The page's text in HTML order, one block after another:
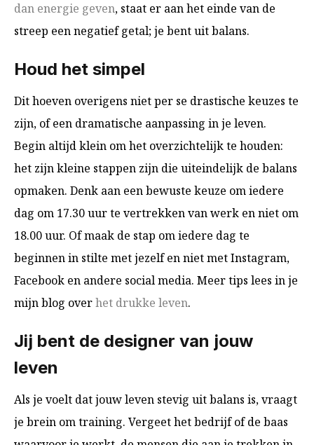
dan energie geven, staat er aan het einde van de
streep een negatief getal; je bent uit balans.
Houd het simpel
Dit hoeven overigens niet per se drastische keuzes te
zijn, of een dramatische aanpassing in je leven.
Begin altijd klein om het overzichtelijk te houden:
het zijn kleine stappen zijn die uiteindelijk de balans
opmaken. Denk aan een bewuste keuze om iedere
dag om 17.30 uur te vertrekken van werk en niet om
18.00 uur. Of maak de stap om iedere dag te
beginnen in stilte met jezelf en niet met Instagram,
Facebook en andere social media. Meer tips lees in je
mijn blog overhet drukke leven.
Jij bent de designer van jouw
leven
Als je voelt dat jouw leven stevig uit balans is, vraagt
je brein om training. Vergeet het bedrijf of de baas